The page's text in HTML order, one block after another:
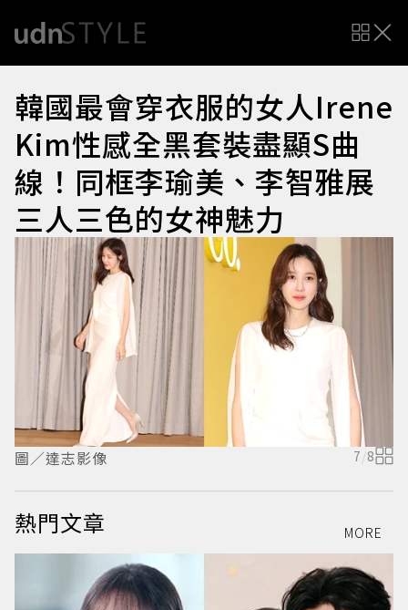
韓國最會穿衣服的女人Irene
Kim性感全黑套裝盡顯S曲
線！同框李瑜美、李智雅展
三人三色的女神魅力
圖／達志影像 7/8
熱門文章 MORE